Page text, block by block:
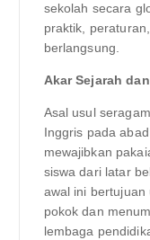
sekolah secara
praktik,
berlangsung.
Akar Sejarah
Asal usul
Inggris pada
mewajibkan
siswa dari latar
awal ini
pokok dan
lembaga